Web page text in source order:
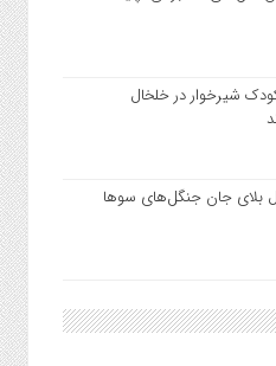
شیرخوار در خلخال
بلای جان جنگل‌های سوها